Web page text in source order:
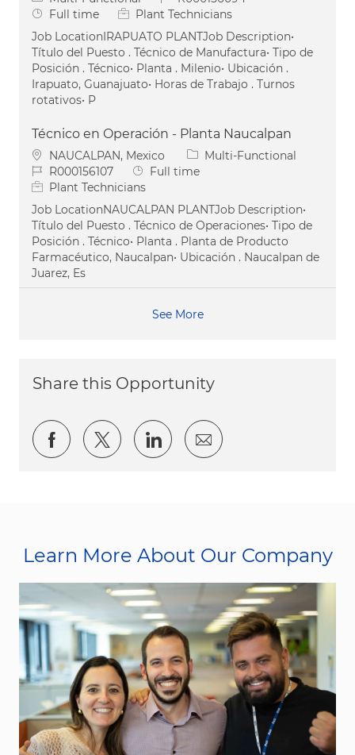
Job Type
Full time
Plant Technicians
Job LocationIRAPUATO PLANTJob Description•
Título del Puesto . Técnico de Manufactura• Tipo de
Posición . Técnico• Planta . Milenio• Ubicación .
Irapuato, Guanajuato• Horas de Trabajo . Turnos
rotativos• P
Técnico en Operación - Planta Naucalpan
Location
NAUCALPAN, Mexico Category
Multi-Functional
Job IdR000156107 Job Type
Full time
Plant Technicians
Job LocationNAUCALPAN PLANTJob Description•
Título del Puesto . Técnico de Operaciones• Tipo de
Posición . Técnico• Planta . Planta de Producto
Farmacéutico, Naucalpan• Ubicación . Naucalpan de
Juarez, Es
See More
Share this Opportunity
Share via Facebook
Share via twitter
Share via LinkedIn
Share via email
Learn More About Our Company